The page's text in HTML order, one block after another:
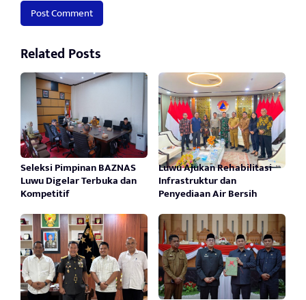
Related Posts
Seleksi Pimpinan BAZNAS
Luwu Digelar Terbuka dan
Kompetitif
Luwu Ajukan Rehabilitasi
Infrastruktur dan
Penyediaan Air Bersih